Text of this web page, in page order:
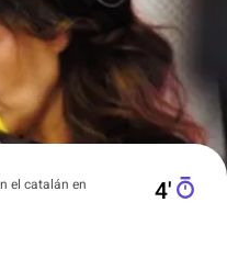
el catalán en
4′